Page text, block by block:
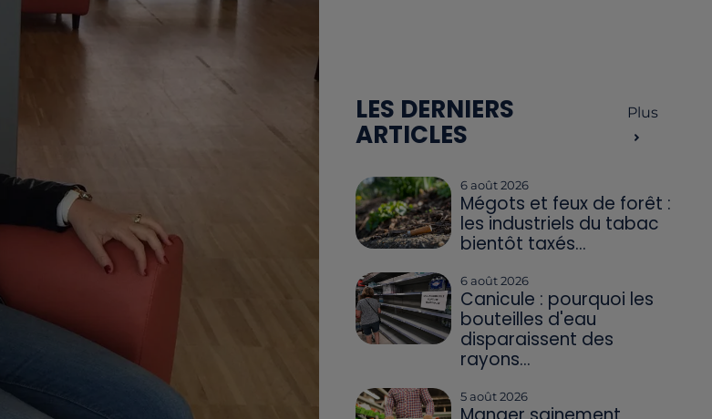
LES DERNIERS
ARTICLES
Plus
6 août 2026
Mégots et feux de forêt :
les industriels du tabac
bientôt taxés...
6 août 2026
Canicule : pourquoi les
bouteilles d'eau
disparaissent des
rayons...
5 août 2026